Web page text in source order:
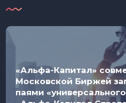
«Альфа-Капитал»
Московской Биржей
паями